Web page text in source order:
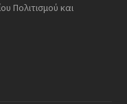
Πολιτισμού και